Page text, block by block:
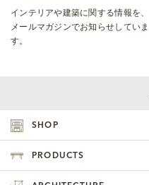
インテリアや建築に関する情報を、
メールマガジンでお知らせしていま
す。
SHOP
PRODUCTS